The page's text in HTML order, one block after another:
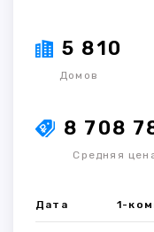
5 810
Домов
8 708
Средняя
Дата 1-